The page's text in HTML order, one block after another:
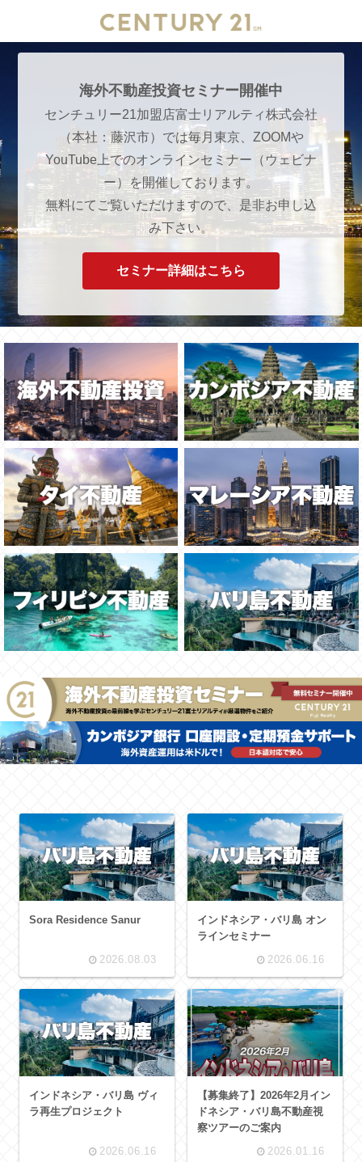
海外不動産投資セミナー開催中
センチュリー21加盟店富士リアルティ株式会社
（本社：藤沢市）では毎月東京、ZOOMや
YouTube上でのオンラインセミナー（ウェビナ
ー）を開催しております。
無料にてご覧いただけますので、是非お申し込
み下さい。
セミナー詳細はこちら
Sora Residence Sanur
2026.08.03
インドネシア・バリ島 オン
ラインセミナー
2026.06.16
インドネシア・バリ島 ヴィ
ラ再生プロジェクト
2026.06.16
【募集終了】2026年2月イン
ドネシア・バリ島不動産視
察ツアーのご案内
2026.01.16